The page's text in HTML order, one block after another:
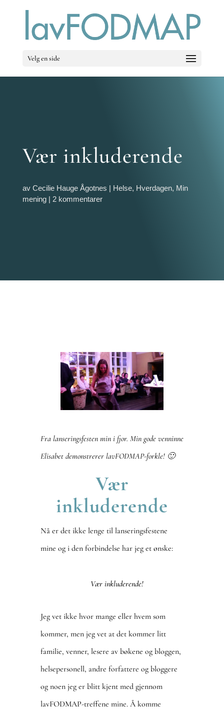
Velg en side
Vær inkluderende
av Cecilie Hauge Ågotnes | Helse, Hverdagen, Min
mening| 2 kommentarer
Fra lanseringsfesten min i fjor. Min gode venninne
Elisabet demonstrerer lavFODMAP-forkle! 🙂
Vær
inkluderende
Nå er det ikke lenge til lanseringsfestene
mine og i den forbindelse har jeg et ønske:
Vær inkluderende!
Jeg vet ikke hvor mange eller hvem som
kommer, men jeg vet at det kommer litt
familie, venner, lesere av bøkene og bloggen,
helsepersonell, andre forfattere og bloggere
og noen jeg er blitt kjent med gjennom
lavFODMAP-treffene mine. Å komme